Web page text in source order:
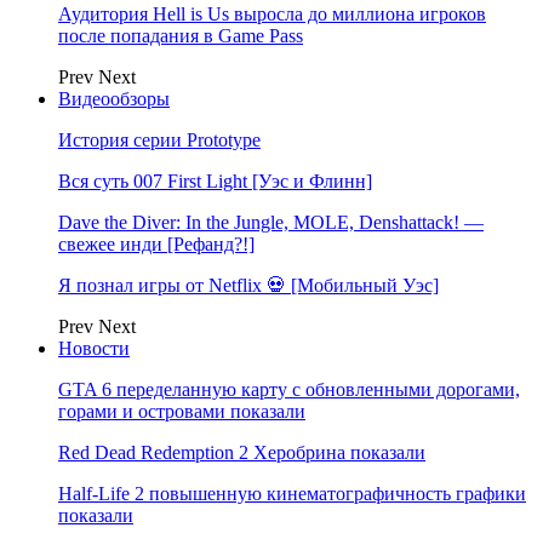
Аудитория Hell is Us выросла до миллиона игроков
после попадания в Game Pass
Prev Next
Видеообзоры
История серии Prototype
Вся суть 007 First Light [Уэс и Флинн]
Dave the Diver: In the Jungle, MOLE, Denshattack! —
свежее инди [Рефанд?!]
Я познал игры от Netflix 💀 [Мобильный Уэс]
Prev Next
Новости
GTA 6 переделанную карту с обновленными дорогами,
горами и островами показали
Red Dead Redemption 2 Херобрина показали
Half-Life 2 повышенную кинематографичность графики
показали